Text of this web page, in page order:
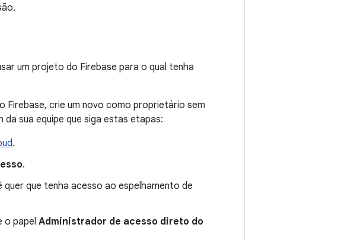
um projeto do Firebase para o qual tenha
Firebase, crie um novo como proprietário sem
da sua equipe que siga estas etapas:
.
.
que tenha acesso ao espelhamento de
o papel Administrador de acesso direto do